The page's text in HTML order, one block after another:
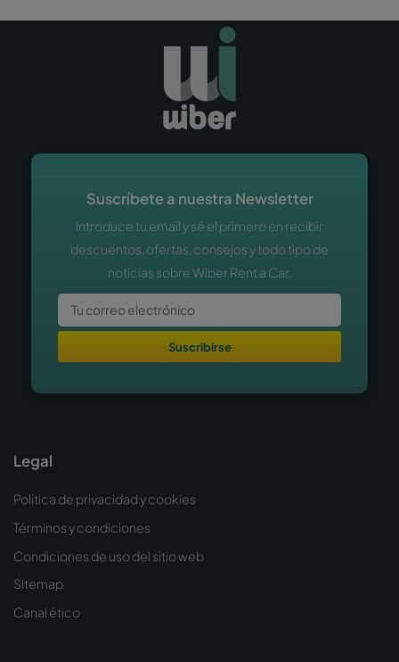
Suscríbete a nuestra Newsletter
Introduce tu email y sé el primero en recibir
descuentos, ofertas, consejos y todo tipo de
noticias sobre Wiber Rent a Car.
Suscribirse
Legal
Política de privacidad y cookies
Términos y condiciones
Condiciones de uso del sitio web
Sitemap
Canal ético